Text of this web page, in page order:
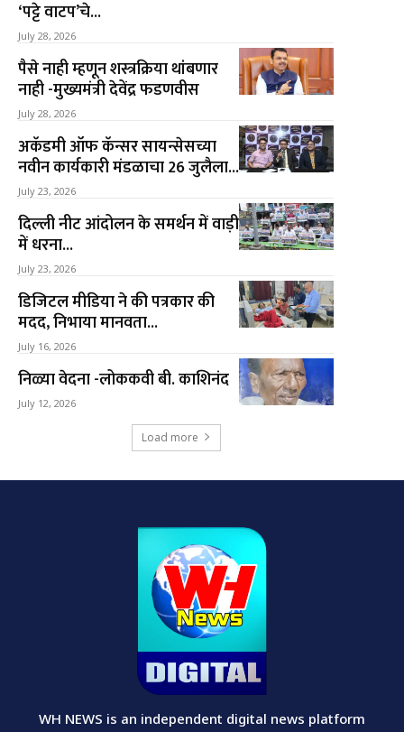
‘पट्टे वाटप’चे...
July 28, 2026
पैसे नाही म्हणून शस्त्रक्रिया थांबणार
नाही -मुख्यमंत्री देवेंद्र फडणवीस
July 28, 2026
अकॅडमी ऑफ कॅन्सर सायन्सेसच्या
नवीन कार्यकारी मंडळाचा 26 जुलैला...
July 23, 2026
दिल्ली नीट आंदोलन के समर्थन में वाड़ी
में धरना...
July 23, 2026
डिजिटल मीडिया ने की पत्रकार की
मदद, निभाया मानवता...
July 16, 2026
निळ्या वेदना -लोककवी बी. काशिनंद
July 12, 2026
Load more
WH NEWS is an independent digital news platform